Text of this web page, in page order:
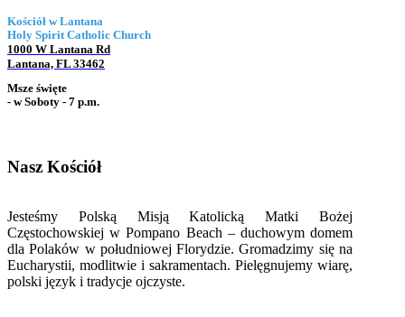
Kościół w Lantana
Holy Spirit Catholic Church
1000 W Lantana Rd
Lantana, FL 33462
Msze święte
- w Soboty - 7 p.m.
Nasz Kościół
Jesteśmy Polską Misją Katolicką Matki Bożej
Częstochowskiej w Pompano Beach – duchowym domem
dla Polaków w południowej Florydzie. Gromadzimy się na
Eucharystii, modlitwie i sakramentach. Pielęgnujemy wiarę,
polski język i tradycje ojczyste.